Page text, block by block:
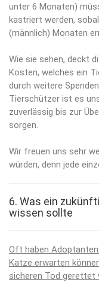
unter 6 Monaten)
kastriert werden,
(männlich) Monaten
Wie sie sehen, deckt
Kosten, welches ein
durch weitere
Tierschützer ist es
zuverlässig bis zur
sorgen.
Wir freuen uns sehr
würden, denn jede
6. Was ein
wissen sollte
Oft haben
Katze erwarten
sicheren Tod gerettet